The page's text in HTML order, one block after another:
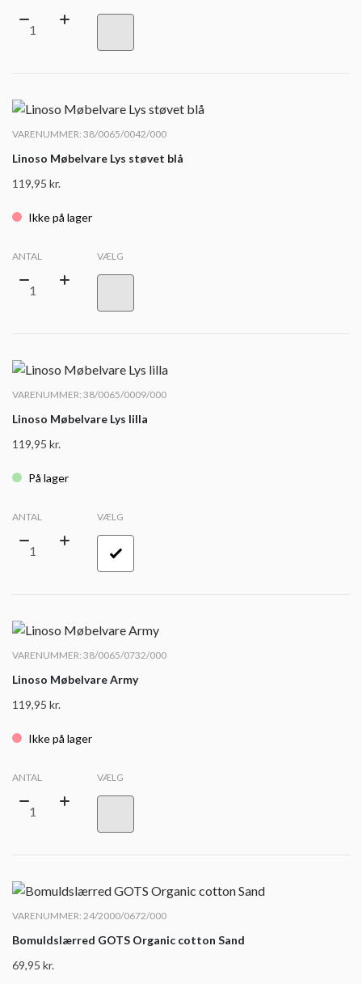
VARENUMMER: 38/0065/0042/000
Linoso Møbelvare Lys støvet blå
119,95 kr.
Ikke på lager
ANTAL VÆLG
VARENUMMER: 38/0065/0009/000
Linoso Møbelvare Lys lilla
119,95 kr.
På lager
ANTAL VÆLG
VARENUMMER: 38/0065/0732/000
Linoso Møbelvare Army
119,95 kr.
Ikke på lager
ANTAL VÆLG
VARENUMMER: 24/2000/0672/000
Bomuldslærred GOTS Organic cotton Sand
69,95 kr.